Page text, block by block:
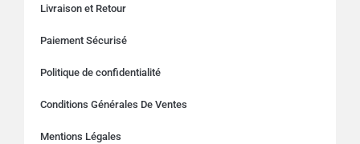
Livraison et Retour
Paiement Sécurisé
Politique de confidentialité
Conditions Générales De Ventes
Mentions Légales